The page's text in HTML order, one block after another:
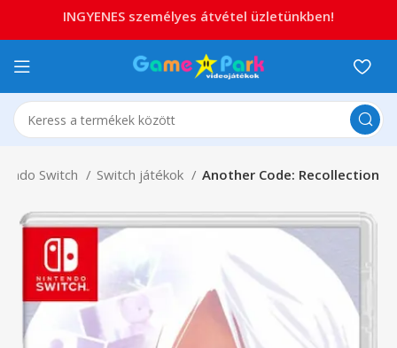
Switch Switch játékok Another Code: Recollection
INGYENES személyes átvétel üzletünkben!